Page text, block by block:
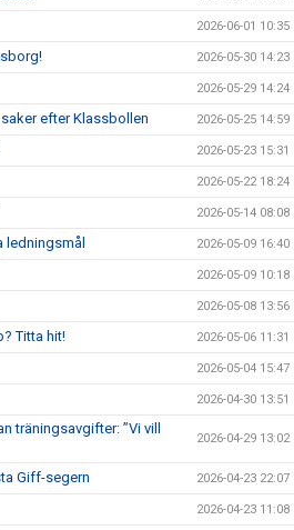
2026-06-01 10:35
2026-05-30 14:23
2026-05-29 14:24
efter Klassbollen 2026-05-25 14:59
2026-05-23 15:31
2026-05-22 18:24
2026-05-14 08:08
ledningsmål 2026-05-09 16:40
2026-05-09 10:18
2026-05-08 13:56
Titta hit! 2026-05-06 11:31
2026-05-04 15:47
2026-04-30 13:51
träningsavgifter: ”Vi vill
2026-04-29 13:02
Giff-segern 2026-04-23 22:07
2026-04-23 11:08